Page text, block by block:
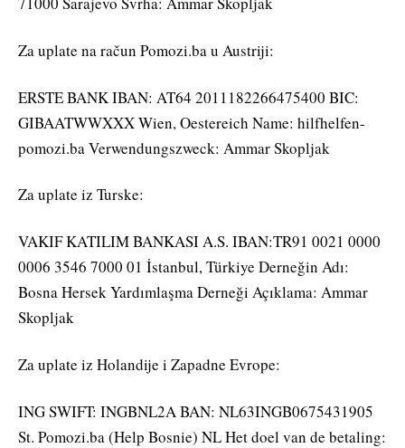
Za uplate na račun Pomozi.ba u Austriji:
ERSTE BANK IBAN: AT64 2011182266475400 BIC:
GIBAATWWXXX Wien, Oestereich Name: hilfhelfen-
pomozi.ba Verwendungszweck: Ammar Skopljak
Za uplate iz Turske:
VAKIF KATILIM BANKASI A.S. IBAN:TR91 0021 0000
0006 3546 7000 01 İstanbul, Türkiye Derneğin Adı:
Bosna Hersek Yardımlaşma Derneği Açıklama: Ammar
Skopljak
Za uplate iz Holandije i Zapadne Evrope:
ING SWIFT: INGBNL2A BAN: NL63INGB0675431905
St. Pomozi.ba (Help Bosnie) NL Het doel van de betaling: